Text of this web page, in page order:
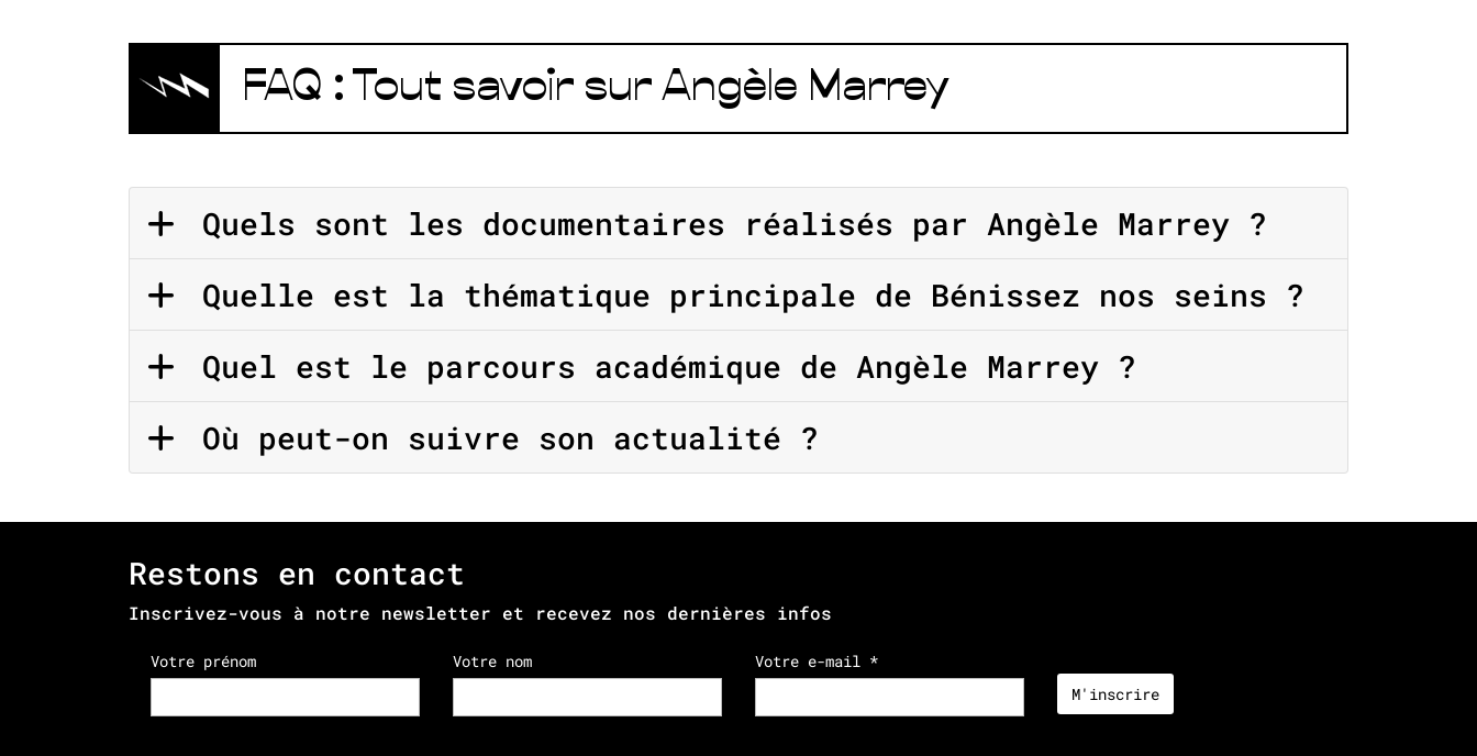
FAQ : Tout savoir sur Angèle Marrey
Quels sont les documentaires réalisés par Angèle Marrey ?
Quelle est la thématique principale de Bénissez nos seins ?
Quel est le parcours académique de Angèle Marrey ?
Où peut-on suivre son actualité ?
Restons en contact
Inscrivez-vous à notre newsletter et recevez nos dernières infos
Votre prénom Votre nom Votre e-mail *